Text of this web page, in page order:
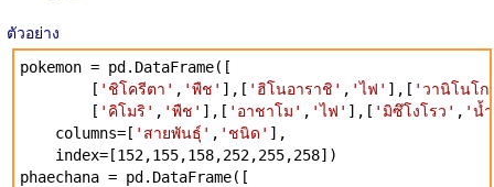
ตัวอย่าง
pokemon = pd.DataFrame([
[ 'ชิโครีตา' , 'พืช' ],[ 'ฮิโนอาราชิ' , 'ไฟ' ],[ 'วานิโนโ
[ 'คิโมริ' , 'พืช' ],[ 'อาชาโม' , 'ไฟ' ],[ 'มิซึโงโรว' , 'น้
columns=[ 'สายพันธุ์' , 'ชนิด' ],
index=[152,155,158,252,255,258])
phaechana = pd.DataFrame([